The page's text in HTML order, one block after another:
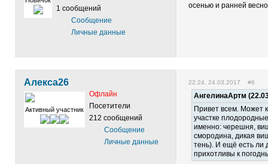
1 сообщений
Сообщение
Личные данные
осенью и ранней
Алекса26
Активный участник
Офлайн
Посетители
212 сообщений
Сообщение
Личные данные
22:24, 24.03.2017 #6
АнгелинаАртм
Привет всем. Может
участке
именно: черешня,
смородина, дикая
тень). И ещё есть ли
прихотливы к